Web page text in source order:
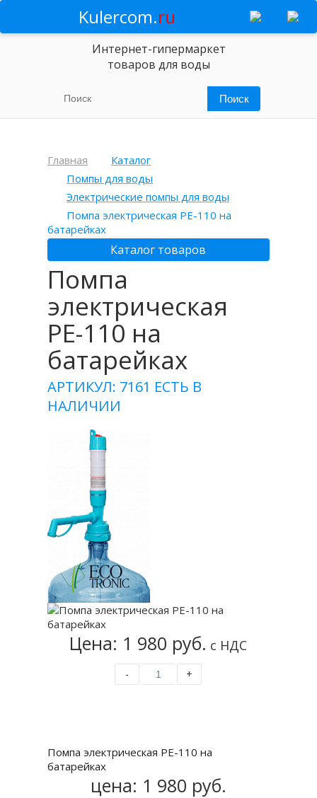
Kulercom.ru
Интернет-гипермаркет
товаров для воды
Главная
Каталог
Помпы для воды
Электрические помпы для воды
Помпа электрическая PE-110 на
батарейках
Каталог товаров
Помпа
электрическая
PE-110 на
батарейках
АРТИКУЛ: 7161 ЕСТЬ В
НАЛИЧИИ
Цена: 1 980 руб. с НДС
- +
Помпа электрическая PE-110 на
батарейках
цена: 1 980 руб.